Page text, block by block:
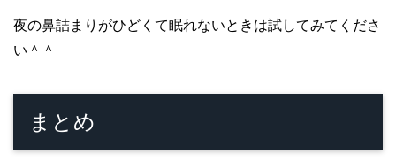
夜の鼻詰まりがひどくて眠れないときは試してみてくださ
い＾＾
まとめ